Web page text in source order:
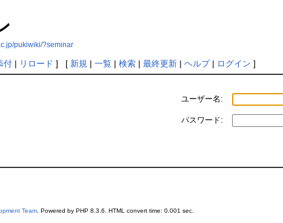
pukiwiki/?seminar
付| リロード ] [ 新規 | 一覧| 検索| 最終更新| ヘルプ| ログイン ]
ユーザー名:
パスワード:
Team. Powered by PHP 8.3.6. HTML convert time: 0.001 sec.